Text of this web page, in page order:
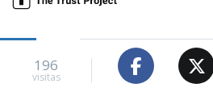
196
visitas